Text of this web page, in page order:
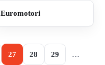
Euromotori
27 28 29 …